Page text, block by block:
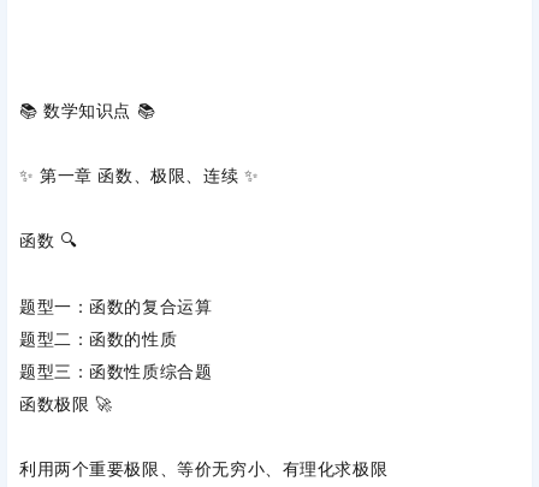
📚 ‌数学知识点 ‌ 📚
✨ ‌第一章 函数、极限、连续 ‌ ✨
函数 ‌ 🔍
题型一：‌ 函数的复合运算
题型二：‌ 函数的性质
题型三：‌ 函数性质综合题
函数极限 ‌ 🚀
利用‌两个重要极限 ‌、‌等价无穷小 有理化‌求极限